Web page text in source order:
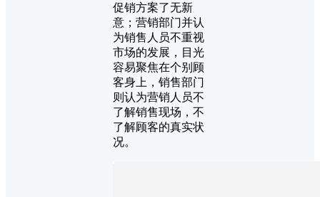
促销方案了无新
意；营销部门并认
为销售人员不重视
市场的发展，目光
容易聚焦在个别顾
客身上，销售部门
则认为营销人员不
了解销售现场，不
了解顾客的真实状
况。